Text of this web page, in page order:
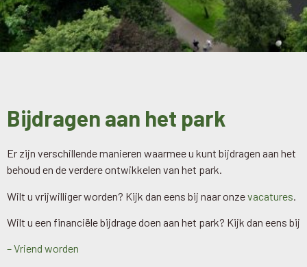
Bijdragen aan het park​
Er zijn verschillende manieren waarmee u kunt bijdragen aan het
behoud en de verdere ontwikkelen van het park.
Wilt u vrijwilliger worden? Kijk dan eens bij naar onzevacatures
Wilt u een financiële bijdrage doen aan het park? Kijk dan eens bij
– Vriend worden